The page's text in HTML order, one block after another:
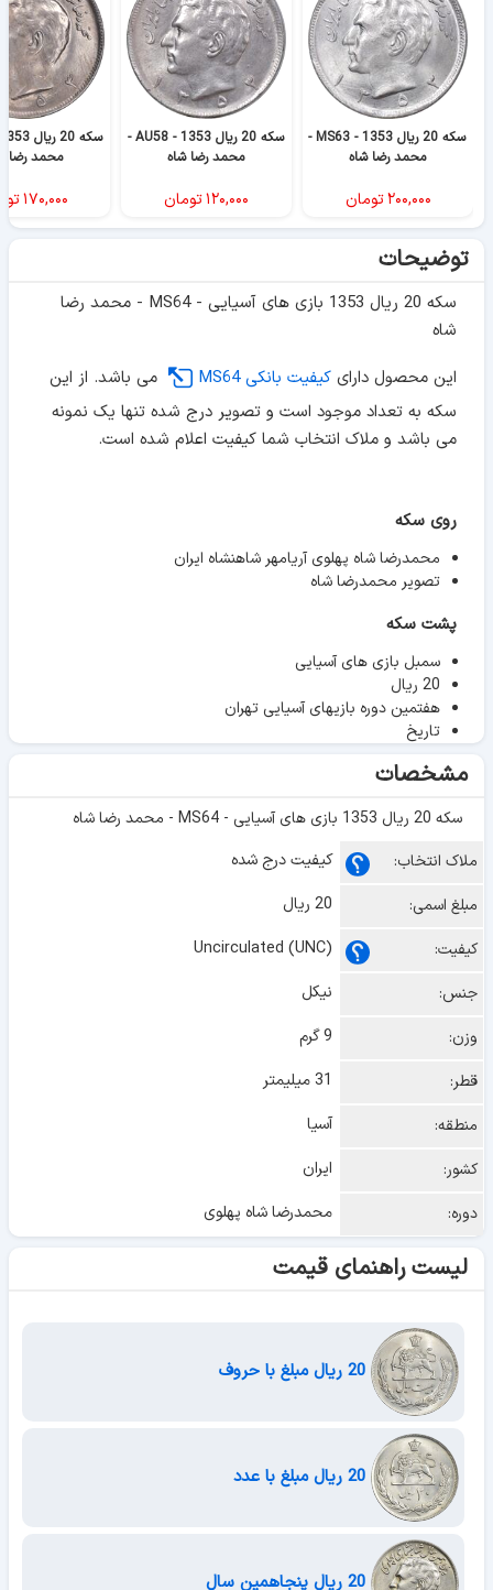
سکه 20 ریال 1353 - MS63 -
محمد رضا شاه
۲۰۰,۰۰۰تومان
سکه 20 ریال 1353 - AU58 -
محمد رضا شاه
۱۲۰,۰۰۰تومان
محمد رضا
۱۷۰,۰۰۰
توضیحات
سکه 20 ریال 1353 بازی های آسیایی - MS64 - محمد رضا
شاه
این محصول دارای کیفیت بانکی MS64
می باشد. از این
سکه به تعداد موجود است و تصویر درج شده تنها یک نمونه
می باشد و ملاک انتخاب شما کیفیت اعلام شده است.
روی سکه
محمدرضا شاه پهلوی آریامهر شاهنشاه ایران
تصویر محمدرضا شاه
پشت سکه
سمبل بازی های آسیایی
20 ریال
هفتمین دوره بازیهای آسیایی تهران
تاریخ
مشخصات
سکه 20 ریال 1353 بازی های آسیایی - MS64 - محمد رضا شاه
ملاک انتخاب:
کیفیت درج شده
مبلغ اسمی:
20 ریال
کیفیت:
Uncirculated (UNC)
جنس:
نیکل
وزن:
9 گرم
قطر:
31 میلیمتر
منطقه:
آسیا
کشور:
ایران
دوره:
محمدرضا شاه پهلوی
لیست راهنمای قیمت